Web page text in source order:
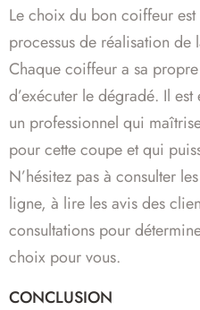
Le choix du bon coiffeur
processus de réalisation
Chaque coiffeur a sa
d’exécuter le dégradé. Il
un professionnel qui
pour cette coupe et qui
N’hésitez pas à consulter
ligne, à lire les avis des
consultations pour
choix pour vous.
CONCLUSION